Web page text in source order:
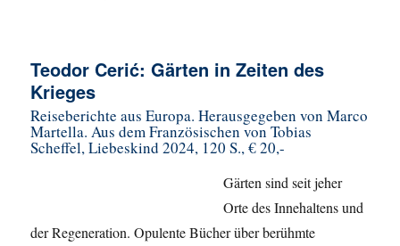
Teodor Cerić: Gärten in Zeiten des
Krieges
Reiseberichte aus Europa. Herausgegeben von Marco
Martella. Aus dem Französischen von Tobias
Scheffel, Liebeskind 2024, 120 S., € 20,-
Gärten sind seit jeher
Orte des Innehaltens und
der Regeneration. Opulente Bücher über berühmte